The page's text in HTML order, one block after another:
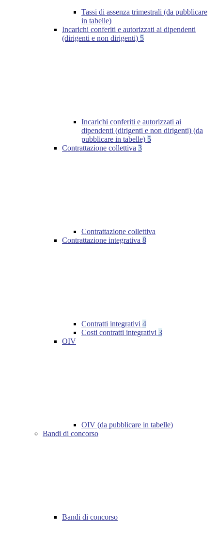
Tassi di assenza trimestrali (da pubblicare
in tabelle)
Incarichi conferiti e autorizzati ai dipendenti
(dirigenti e non dirigenti) 5
Incarichi conferiti e autorizzati ai
dipendenti (dirigenti e non dirigenti) (da
pubblicare in tabelle) 5
Contrattazione collettiva 3
Contrattazione collettiva
Contrattazione integrativa 8
Contratti integrativi 4
Costi contratti integrativi 3
OIV
OIV (da pubblicare in tabelle)
Bandi di concorso
Bandi di concorso